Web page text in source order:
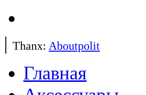
| Thanx: Aboutpolit
Главная